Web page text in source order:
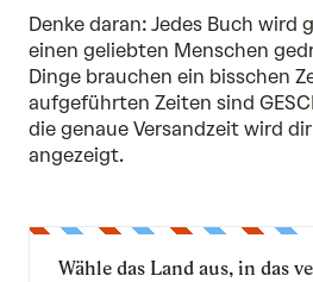
Denke daran: Jedes Buch wird
einen geliebten Menschen
Dinge brauchen ein bisschen
aufgeführten Zeiten sind
die genaue Versandzeit wird
angezeigt.
Wähle das Land aus, in das